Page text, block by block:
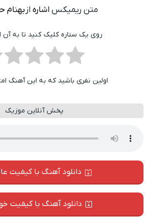
متن ریمیکس اشارهازبهنام
روی یک ستاره کلیک کنید تا به آن
اولین نفری باشید که به این آهنگ
پخش آنلاین موزیک
دانلود آهنگ با کیفیت عالی
دانلود آهنگ با کیفیت خوب